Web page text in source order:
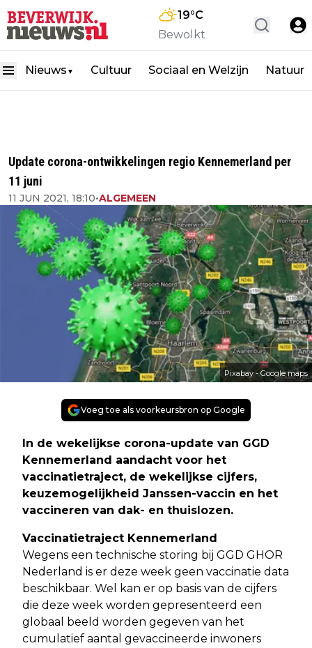
19°C
Bewolkt
Nieuws ▼ Cultuur Sociaal en Welzijn Natuur
Update corona-ontwikkelingen regio Kennemerland per
11 juni
11 JUN 2021, 18:10•ALGEMEEN
Pixabay - Google maps
Voeg toe als voorkeursbron op Google
In de wekelijkse corona-update van GGD
Kennemerland aandacht voor het
vaccinatietraject, de wekelijkse cijfers,
keuzemogelijkheid Janssen-vaccin en het
vaccineren van dak- en thuislozen.
Vaccinatietraject Kennemerland
Wegens een technische storing bij GGD GHOR
Nederland is er deze week geen vaccinatie data
beschikbaar. Wel kan er op basis van de cijfers
die deze week worden gepresenteerd een
globaal beeld worden gegeven van het
cumulatief aantal gevaccineerde inwoners